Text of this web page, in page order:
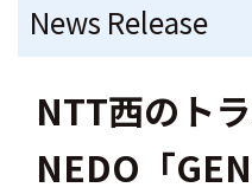
News Release
NTT西のト
NEDO「